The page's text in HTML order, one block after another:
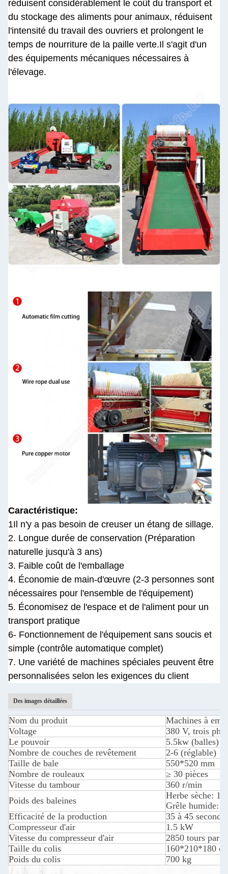
réduisent considérablement le coût du transport et
du stockage des aliments pour animaux, réduisent
l'intensité du travail des ouvriers et prolongent le
temps de nourriture de la paille verte.Il s'agit d'un
des équipements mécaniques nécessaires à
l'élevage.
Caractéristique:
1Il n'y a pas besoin de creuser un étang de sillage.
2. Longue durée de conservation (Préparation
naturelle jusqu'à 3 ans)
3. Faible coût de l'emballage
4. Économie de main-d'œuvre (2-3 personnes sont
nécessaires pour l'ensemble de l'équipement)
5. Économisez de l'espace et de l'aliment pour un
transport pratique
6- Fonctionnement de l'équipement sans soucis et
simple (contrôle automatique complet)
7. Une variété de machines spéciales peuvent être
personnalisées selon les exigences du client
Des images détaillées
Nom du produit
Machines à
Voltage
380 V, trois
Le pouvoir
5.5kw (balles)
Nombre de couches de revêtement
2-6 (réglable)
Taille de bale
550*520 mm
Nombre de rouleaux
≥ 30 pièces
Vitesse du tambour
360 r/min
Poids des baleines
Herbe sèche:
Grêle humide:
Efficacité de la production
35 à 45
Compresseur d'air
1.5 kW
Vitesse du compresseur d'air
2850 tours par
Taille du colis
160*210*180
Poids du colis
700 kg